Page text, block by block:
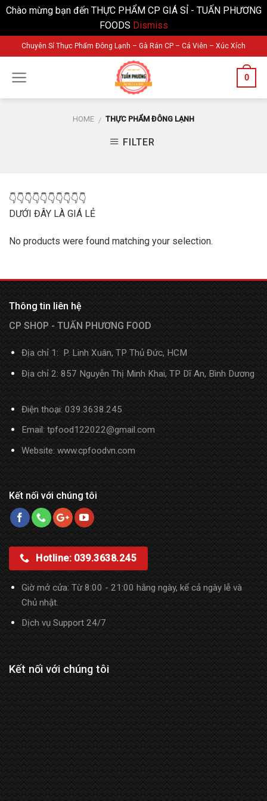
Chào mừng bạn đến THỰC PHẨM CP GIÁ SỈ - TUẤN PHƯƠNG
FOODS Dismiss
to
content
Chuyên Sỉ Thực Phẩm Đông Lạnh – Gà Rán CP – Cá Viên – Xúc Xích
0
HOME / THỰC PHẨM ĐÔNG LẠNH
FILTER
👇👇👇👇👇👇👇👇👇👇
DƯỚI ĐÂY LÀ GIÁ LẺ
No products were found matching your selection.
Thông tin liên hệ
CP SHOP - TUẤN PHƯƠNG FOOD
Địa chỉ 1: P. Linh Xuân, TP Thủ Đức, HCM
Địa chỉ 2: 857 Nguyễn Thị Minh Khai, TP Dĩ An, Bình Dương
Điện thoại:039.3638.245
Email: tpfood122022@gmail.com
Website: www.cpfoodvn.com
Kết nối với chúng tôi
Hotline: 039.3638.245
Giờ mở cửa: Từ 8:00 - 21:00 hằng ngày, kể cả ngày lễ và
Chủ nhật.
Dịch vụ Support 24/7
Kết nối với chúng tôi